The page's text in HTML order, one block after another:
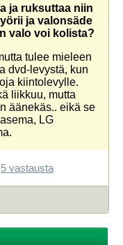
ja ruksuttaa niin
ja valonsäde
valo voi kolista?
tulee mieleen
dvd-levystä, kun
kiintolevylle.
liikkuu, mutta
äänekäs.. eikä se
LG
5 vastausta